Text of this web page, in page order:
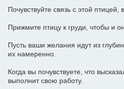
Почувствуйте связь с этой
Прижмите птицу к груди, чтобы и
Пусть ваши желания идут из
их намеренно.
Когда вы почувствуете, что
выполнит свою работу.